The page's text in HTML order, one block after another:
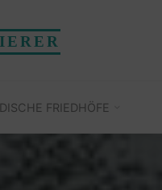
FRIEDHÖFE